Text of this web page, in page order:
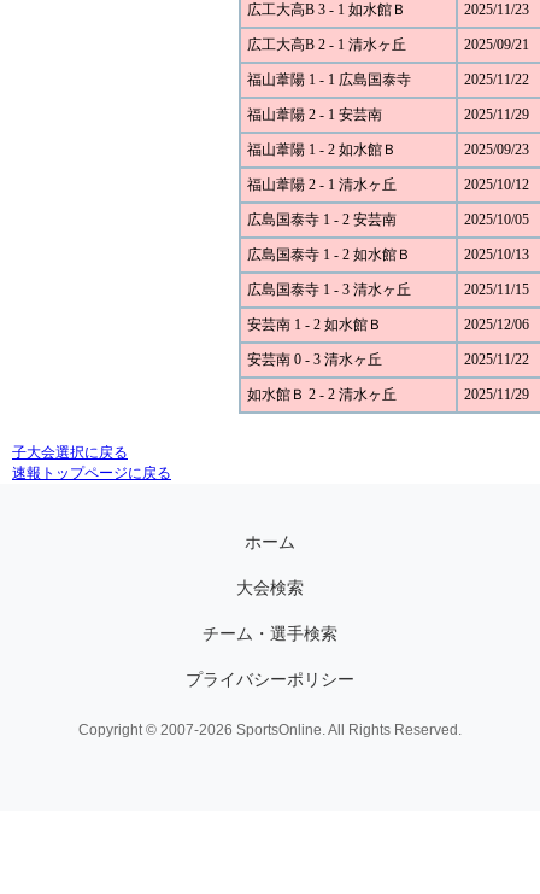
広工大高B 3 - 1 如水館Ｂ 2025/11/23
広工大高B 2 - 1 清水ヶ丘 2025/09/21
福山葦陽 1 - 1 広島国泰寺 2025/11/22
福山葦陽 2 - 1 安芸南 2025/11/29
福山葦陽 1 - 2 如水館Ｂ 2025/09/23
福山葦陽 2 - 1 清水ヶ丘 2025/10/12
広島国泰寺 1 - 2 安芸南 2025/10/05
広島国泰寺 1 - 2 如水館Ｂ 2025/10/13
広島国泰寺 1 - 3 清水ヶ丘 2025/11/15
安芸南 1 - 2 如水館Ｂ 2025/12/06
安芸南 0 - 3 清水ヶ丘 2025/11/22
如水館Ｂ 2 - 2 清水ヶ丘 2025/11/29
子大会選択に戻る
速報トップページに戻る
ホーム
大会検索
チーム・選手検索
プライバシーポリシー
Copyright © 2007-2026 SportsOnline. All Rights Reserved.